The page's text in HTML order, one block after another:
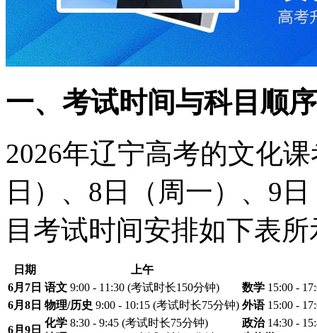
一、考试时间与科目顺
2026年辽宁高考的文化
日）、8日（周一）、9
目考试时间安排如下表所
日期
上午
6月7日 语文 9:00 - 11:30 (考试时长150分钟) 数学 15:00 -
6月8日 物理/历史 9:00 - 10:15 (考试时长75分钟) 外语15:00 -
6月9日
化学 8:30 - 9:45 (考试时长75分钟)
政治14:30 -